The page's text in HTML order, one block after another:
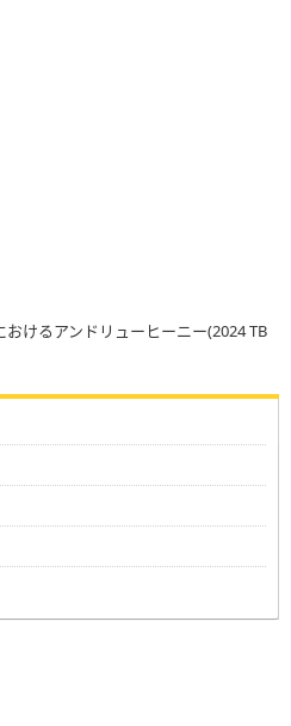
おけるアンドリューヒーニー(2024 TB